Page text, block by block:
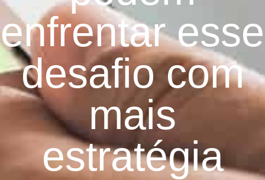
enfrentar esse
desafio com
mais
estratégia